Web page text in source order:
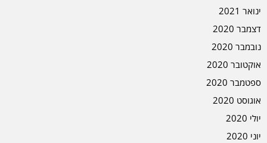
ינואר 2021
דצמבר 2020
נובמבר 2020
אוקטובר 2020
ספטמבר 2020
אוגוסט 2020
יולי 2020
יוני 2020